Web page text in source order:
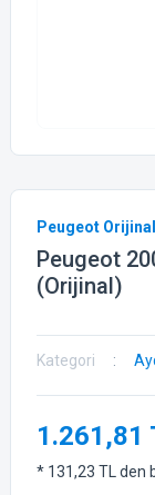
Peugeot
Peugeot
(Orijinal)
Kategori
1.261,81
* 131,23 TL den